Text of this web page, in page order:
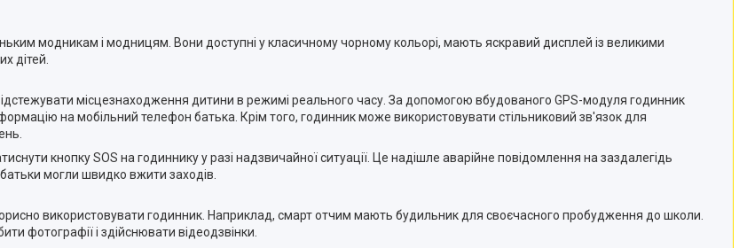
модникам і модницям. Вони доступні у класичному чорному кольорі, мають яскравий дисплей із великими
дітей.
місцезнаходження дитини в режимі реального часу. За допомогою вбудованого GPS-модуля годинник
на мобільний телефон батька. Крім того, годинник може використовувати стільниковий зв'язок для
кнопку SOS на годиннику у разі надзвичайної ситуації. Це надішле аварійне повідомлення на заздалегідь
могли швидко вжити заходів.
використовувати годинник. Наприклад, смарт отчим мають будильник для своєчасного пробудження до школи.
фотографії і здійснювати відеодзвінки.